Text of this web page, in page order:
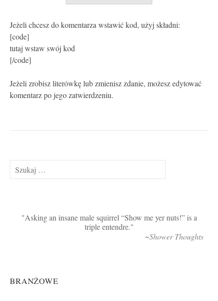
Jeżeli chcesz do komentarza wstawić kod, użyj składni:
[code]
tutaj wstaw swój kod
[/code]
Jeżeli zrobisz literówkę lub zmienisz zdanie, możesz edytować
komentarz po jego zatwierdzeniu.
Szukaj:
Asking an insane male squirrel “Show me yer nuts!” is a
triple entendre.
~Shower Thoughts
BRANŻOWE